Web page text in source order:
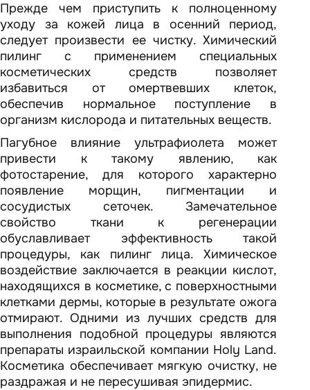
Прежде чем приступить к полноценному
уходу за кожей лица в осенний период,
следует произвести ее чистку. Химический
пилинг с применением специальных
косметических средств позволяет
избавиться от омертвевших клеток,
обеспечив нормальное поступление в
организм кислорода и питательных веществ.
Пагубное влияние ультрафиолета может
привести к такому явлению, как
фотостарение, для которого характерно
появление морщин, пигментации и
сосудистых сеточек. Замечательное
свойство ткани к регенерации
обуславливает эффективность такой
процедуры, как пилинг лица. Химическое
воздействие заключается в реакции кислот,
находящихся в косметике, с поверхностными
клетками дермы, которые в результате ожога
отмирают. Одними из лучших средств для
выполнения подобной процедуры являются
препараты израильской компании Holy Land.
Косметика обеспечивает мягкую очистку, не
раздражая и не пересушивая эпидермис.